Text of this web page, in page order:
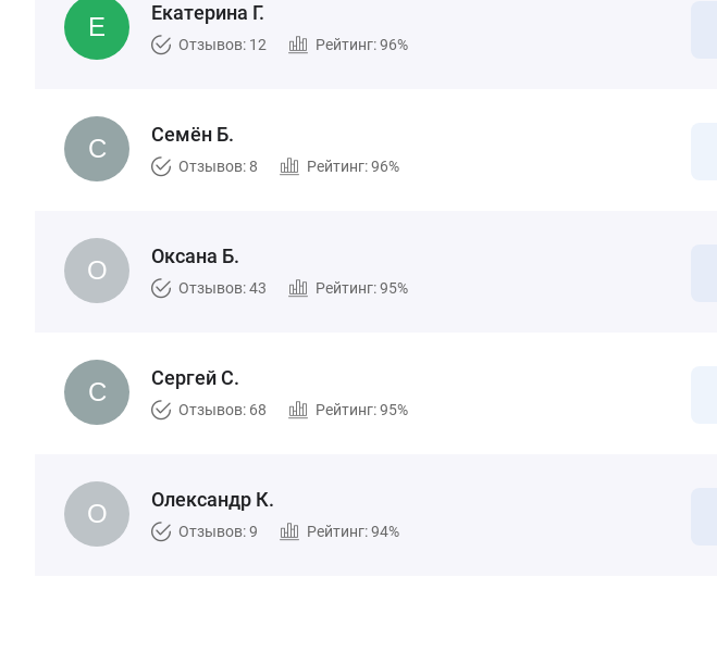
Екатерина Г.
Отзывов: 12 Рейтинг: 96%
Семён Б.
Отзывов: 8 Рейтинг: 96%
Оксана Б.
Отзывов: 43 Рейтинг: 95%
Сергей С.
Отзывов: 68 Рейтинг: 95%
Олександр К.
Отзывов: 9 Рейтинг: 94%